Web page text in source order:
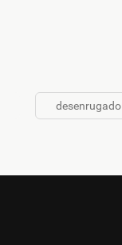
desenrugado